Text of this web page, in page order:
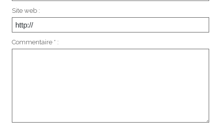
Site web :
Commentaire * :